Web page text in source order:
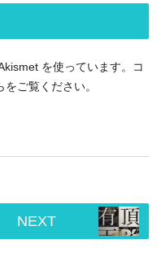
を使っています。
コ
をご覧ください。
NEXT